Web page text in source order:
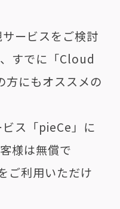
ービスをご検討
すでに「Cloud
にもオススメの
ス「pieCe」に
様は無償で
ご利用いただけ